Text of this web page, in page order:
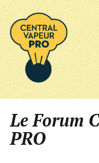
Le Forum
PRO